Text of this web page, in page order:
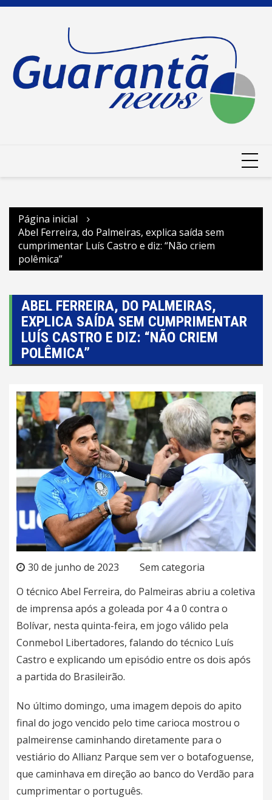
Ir
Página inicial
Abel Ferreira, do Palmeiras, explica saída sem
cumprimentar Luís Castro e diz: “Não criem
polêmica”
ABEL FERREIRA, DO PALMEIRAS,
EXPLICA SAÍDA SEM CUMPRIMENTAR
LUÍS CASTRO E DIZ: “NÃO CRIEM
POLÊMICA”
30 de junho de 2023
Sem categoria
O técnico Abel Ferreira, do Palmeiras abriu a coletiva
de imprensa após a goleada por 4 a 0 contra o
Bolívar, nesta quinta-feira, em jogo válido pela
Conmebol Libertadores, falando do técnico Luís
Castro e explicando um episódio entre os dois após
a partida do Brasileirão.
No último domingo, uma imagem depois do apito
final do jogo vencido pelo time carioca mostrou o
palmeirense caminhando diretamente para o
vestiário do Allianz Parque sem ver o botafoguense,
que caminhava em direção ao banco do Verdão para
cumprimentar o português.